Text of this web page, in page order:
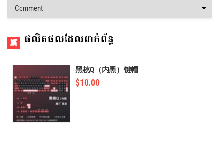
Comment
ផលិតផលដែលពាក់ព័ន្ធ
黑桃Q（内黑）键帽
$10.00